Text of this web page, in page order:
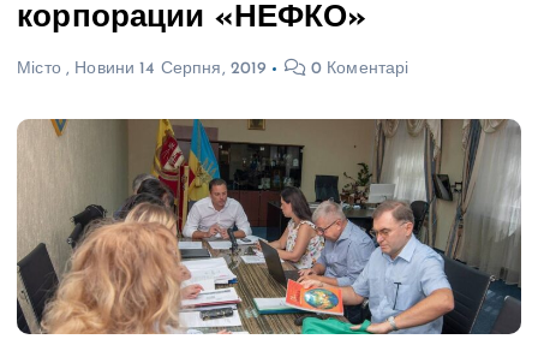
корпорации «НЕФКО»
Місто, Новини 14 Серпня, 2019 0 Коментарі